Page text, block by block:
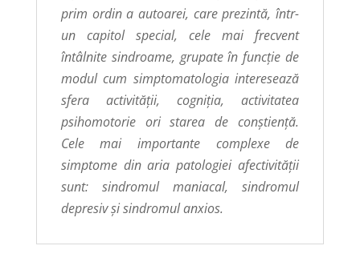
prim ordin a autoarei, care prezintă, într-
un capitol special, cele mai frecvent
întâlnite sindroame, grupate în funcţie de
modul cum simptomatologia interesează
sfera activităţii, cogniţia, activitatea
psihomotorie ori starea de conştienţă.
Cele mai importante complexe de
simptome din aria patologiei afectivităţii
sunt: sindromul maniacal, sindromul
depresiv şi sindromul anxios.